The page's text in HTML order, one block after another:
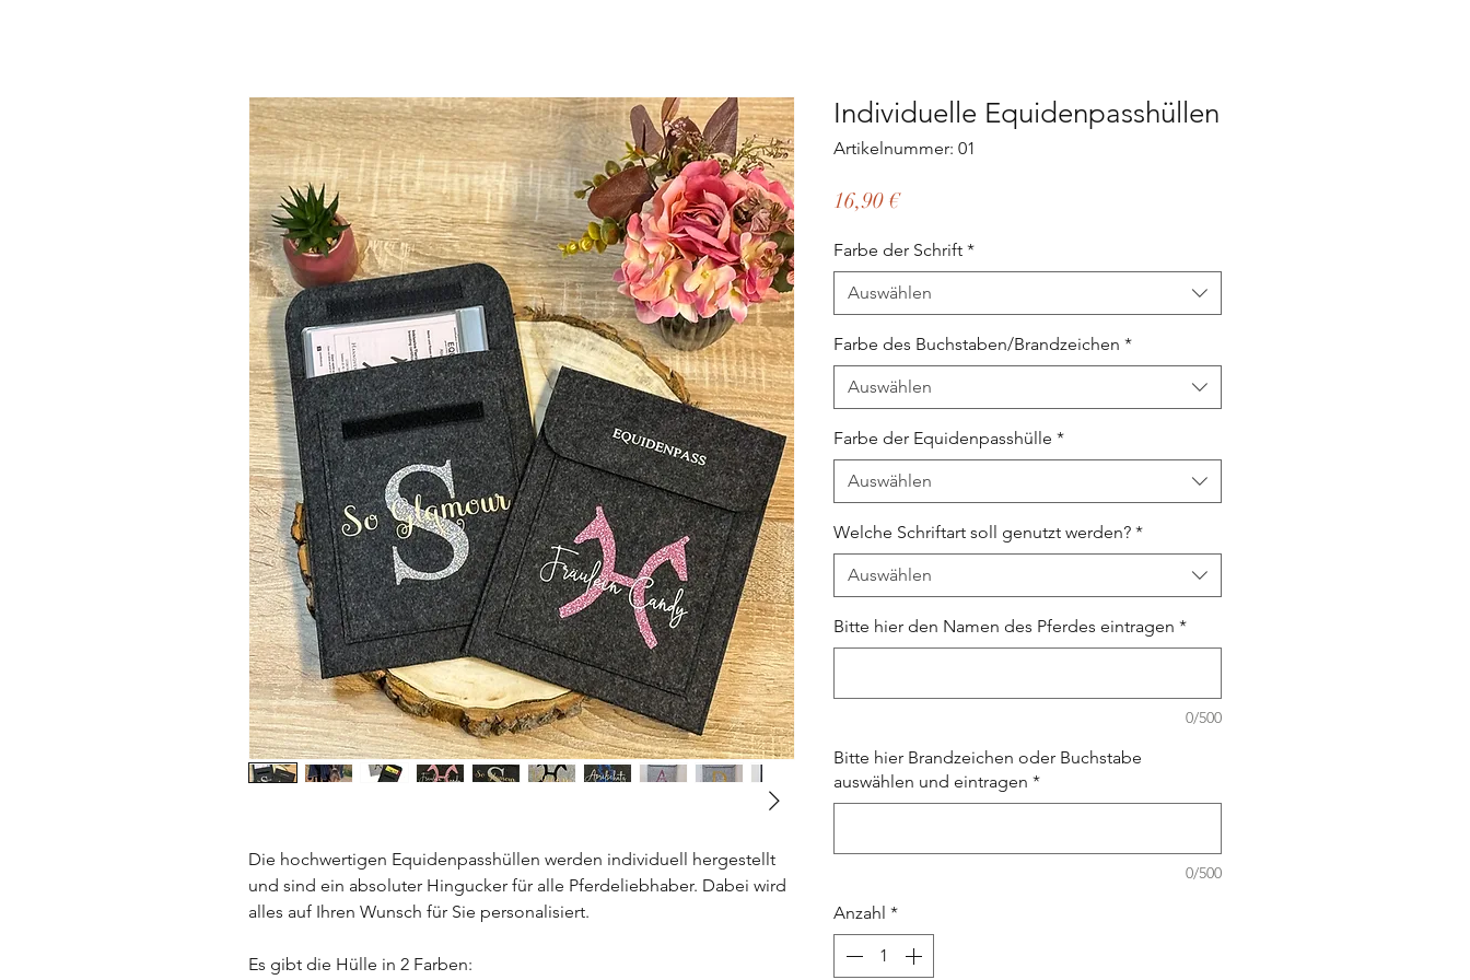
Die hochwertigen Equidenpasshüllen werden individuell hergestellt
und sind ein absoluter Hingucker für alle Pferdeliebhaber. Dabei wird
alles auf Ihren Wunsch für Sie personalisiert.
Es gibt die Hülle in 2 Farben:
Individuelle Equidenpasshüllen
Artikelnummer: 01
16,90 €Preis
Farbe der Schrift *
Auswählen
Farbe des Buchstaben/Brandzeichen *
Auswählen
Farbe der Equidenpasshülle *
Auswählen
Welche Schriftart soll genutzt werden? *
Auswählen
Bitte hier den Namen des Pferdes eintragen *
0/500
Bitte hier Brandzeichen oder Buchstabe
auswählen und eintragen *
0/500
Anzahl *